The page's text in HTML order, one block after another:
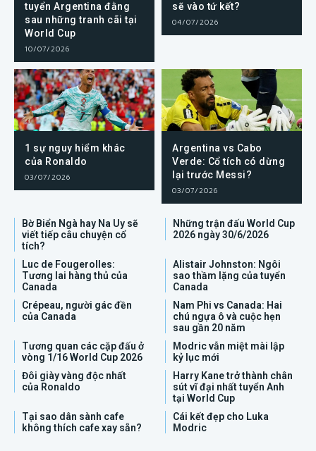
tuyển Argentina đằng
sau những tranh cãi tại
World Cup
10/07/2026
sẽ vào tứ kết?
04/07/2026
1 sự nguy hiểm khác
của Ronaldo
03/07/2026
Argentina vs Cabo
Verde: Cổ tích có dừng
lại trước Messi?
03/07/2026
Bờ Biển Ngà hay Na Uy sẽ
viết tiếp câu chuyện cổ
tích?
Những trận đấu World Cup
2026 ngày 30/6/2026
Luc de Fougerolles:
Tương lai hàng thủ của
Canada
Alistair Johnston: Ngôi
sao thầm lặng của tuyển
Canada
Crépeau, người gác đền
của Canada
Nam Phi vs Canada: Hai
chú ngựa ô và cuộc hẹn
sau gần 20 năm
Tương quan các cặp đấu ở
vòng 1/16 World Cup 2026
Modric vẫn miệt mài lập
kỷ lục mới
Đôi giày vàng độc nhất
của Ronaldo
Harry Kane trở thành chân
sút vĩ đại nhất tuyển Anh
tại World Cup
Tại sao dân sành cafe
không thích cafe xay sẵn?
Cái kết đẹp cho Luka
Modric